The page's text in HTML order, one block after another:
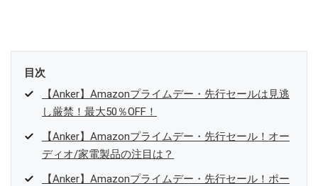
目次
【Anker】Amazonプライムデー・先行セールは見逃
し厳禁！最大50％OFF！
【Anker】Amazonプライムデー・先行セール！オー
ディオ/家電製品の注目は？
【Anker】Amazonプライムデー・先行セール！ポー